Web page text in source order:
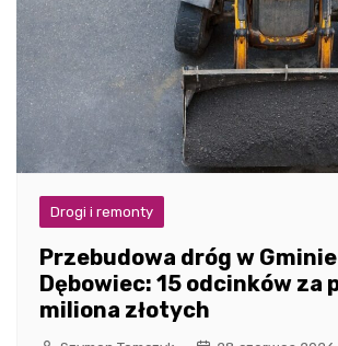
Drogi i remonty
Przebudowa dróg w Gminie
Dębowiec: 15 odcinków za
miliona złotych